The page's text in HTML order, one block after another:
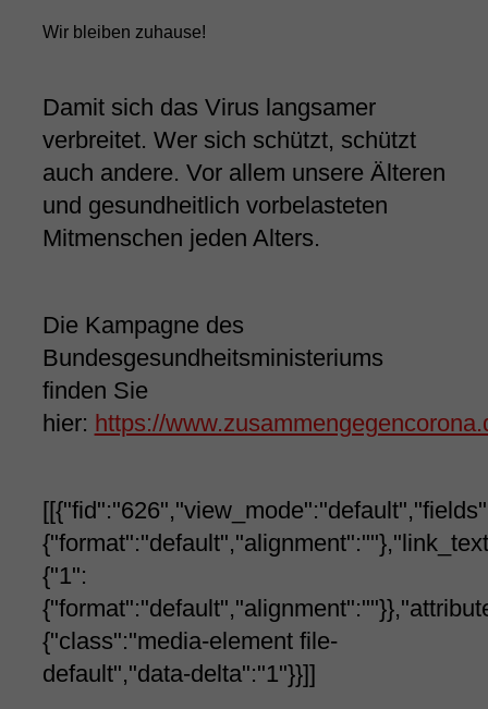
Wir bleiben zuhause!
Damit sich das Virus langsamer
verbreitet. Wer sich schützt, schützt
auch andere. Vor allem unsere Älteren
und gesundheitlich vorbelasteten
Mitmenschen jeden Alters.
Die Kampagne des
Bundesgesundheitsministeriums
finden Sie
hier: https://
{"1":
{"class":"media-element file-
default","data-delta":"1"}}]]